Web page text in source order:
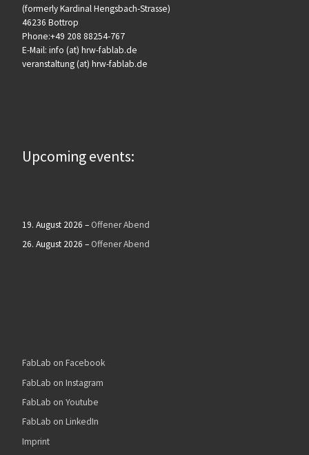
(formerly Kardinal Hengsbach-Strasse)
46236 Bottrop
Phone:+49 208 88254-767
E-Mail: info (at) hrw-fablab.de
veranstaltung (at) hrw-fablab.de
Upcoming events:
19. August 2026 – Offener Abend
26. August 2026 – Offener Abend
FabLab on Facebook
FabLab on Instagram
FabLab on Youtube
FabLab on LinkedIn
Imprint